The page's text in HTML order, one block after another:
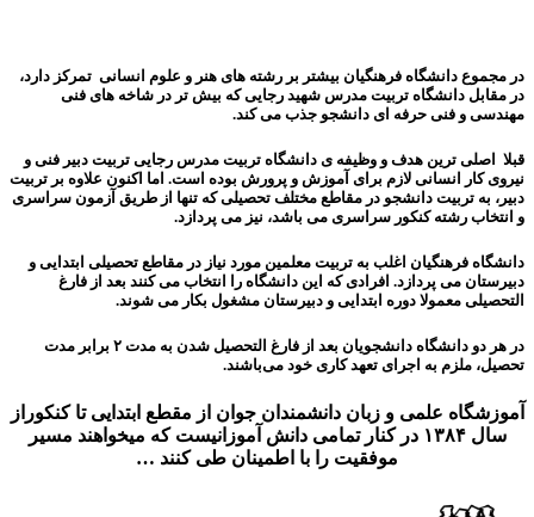
در مجموع دانشگاه فرهنگیان بیشتر بر رشته های هنر و علوم انسانی تمرکز دارد،
در مقابل دانشگاه تربیت مدرس شهید رجایی که بیش تر در شاخه های فنی
مهندسی و فنی حرفه ای دانشجو جذب می کند.
قبلا اصلی ترین هدف و وظیفه ی دانشگاه تربیت مدرس رجایی تربیت دبیر فنی و
نیروی کار انسانی لازم برای آموزش و پرورش بوده است. اما اکنون علاوه بر تربیت
دبیر، به تربیت دانشجو در مقاطع مختلف تحصیلی که تنها از طریق آزمون سراسری
و انتخاب رشته کنکور سراسری می باشد، نیز می پردازد.
دانشگاه فرهنگیان اغلب به تربیت معلمین مورد نیاز در مقاطع تحصیلی ابتدایی و
دبیرستان می پردازد. افرادی که این دانشگاه را انتخاب می کنند بعد از فارغ
التحصیلی معمولا دوره ابتدایی و دبیرستان مشغول بکار می شوند.
در هر دو دانشگاه دانشجویان بعد از فارغ التحصیل شدن به مدت ۲ برابر مدت
تحصیل، ملزم به اجرای تعهد کاری خود می‌باشند.
آموزشگاه علمی و زبان دانشمندان جوان از مقطع ابتدایی تا کنکوراز
سال ۱۳۸۴ در کنار تمامی دانش آموزانیست که میخواهند مسیر
موفقیت را با اطمینان طی کنند …